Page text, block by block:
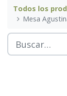
Todos los
Mesa